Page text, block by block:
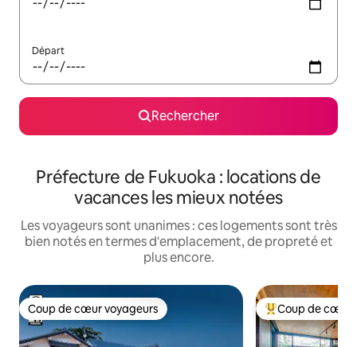
Départ
Rechercher
Préfecture de Fukuoka : locations de
vacances les mieux notées
Les voyageurs sont unanimes : ces logements sont très
bien notés en termes d'emplacement, de propreté et
plus encore.
Coup de cœur voyageurs
Coup de cœur voyageurs Coups de cœur
Coup de cœur